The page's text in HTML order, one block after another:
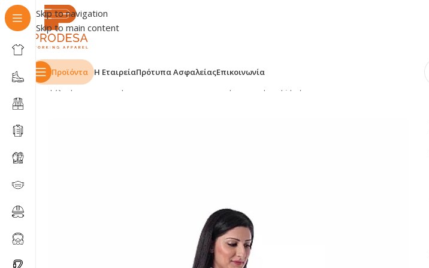
Skip to navigation
Skip to main content
Προϊόντα Η ΕταιρείαΠρότυπα ΑσφαλείαςΕπικοινωνία
Αρχική σελίδα